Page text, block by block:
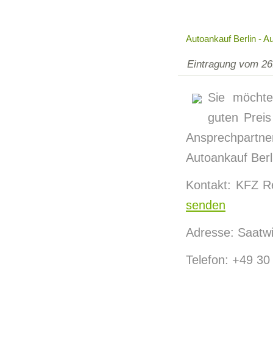
Autoankauf Berlin -
Eintragung vom
Sie
guten
Autoankauf
Kontakt: KFZ
senden
Adresse:
Telefon: +49